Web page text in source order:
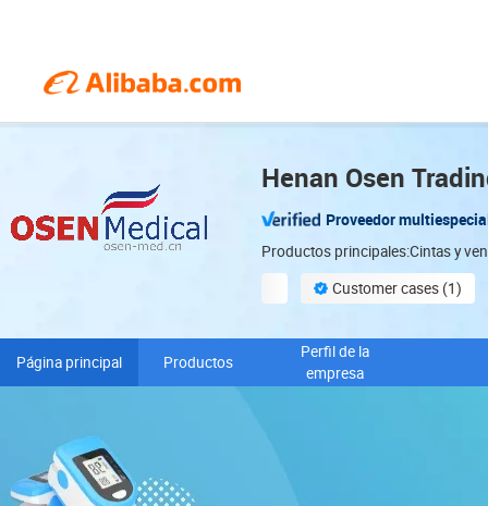
Henan Osen
Proveedor
Productos principales:Cintas y
Customer cases (1)
Página principal Productos
Perfil de la
empresa